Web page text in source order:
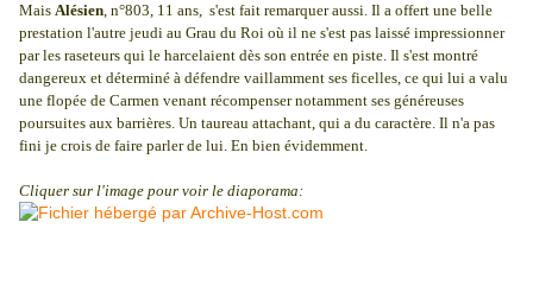
Mais Alésien, n°803, 11 ans, s'est fait remarquer aussi. Il a offert une belle
prestation l'autre jeudi au Grau du Roi où il ne s'est pas laissé impressionner
par les raseteurs qui le harcelaient dès son entrée en piste. Il s'est montré
dangereux et déterminé à défendre vaillamment ses ficelles, ce qui lui a valu
une flopée de Carmen venant récompenser notamment ses généreuses
poursuites aux barrières. Un taureau attachant, qui a du caractère. Il n'a pas
fini je crois de faire parler de lui. En bien évidemment.
Cliquer sur l'image pour voir le diaporama: